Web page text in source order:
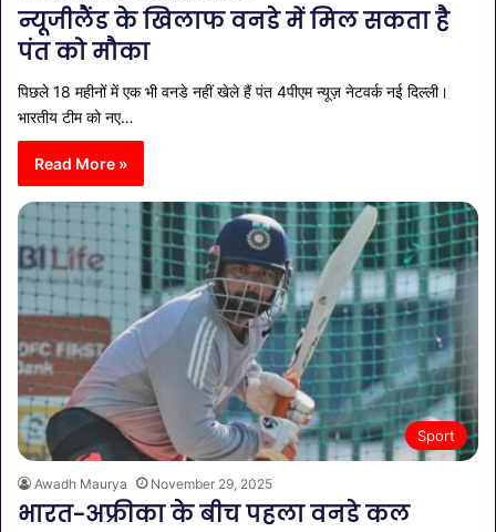
न्यूजीलैंड के खिलाफ वनडे में मिल सकता है
पंत को मौका
पिछले 18 महीनों में एक भी वनडे नहीं खेले हैं पंत 4पीएम न्यूज़ नेटवर्क नई दिल्ली।
भारतीय टीम को नए…
Read More »
Sport
Awadh Maurya November 29, 2025
भारत-अफ्रीका के बीच पहला वनडे कल